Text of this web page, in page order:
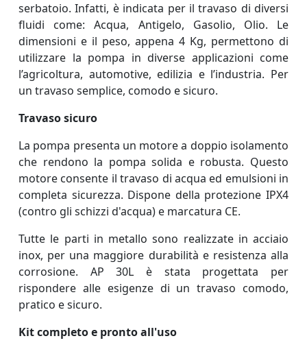
serbatoio. Infatti, è indicata per il travaso di diversi
fluidi come: Acqua, Antigelo, Gasolio, Olio. Le
dimensioni e il peso, appena 4 Kg, permettono di
utilizzare la pompa in diverse applicazioni come
l’agricoltura, automotive, edilizia e l’industria. Per
un travaso semplice, comodo e sicuro.
Travaso sicuro
La pompa presenta un motore a doppio isolamento
che rendono la pompa solida e robusta. Questo
motore consente il travaso di acqua ed emulsioni in
completa sicurezza. Dispone della protezione IPX4
(contro gli schizzi d'acqua) e marcatura CE.
Tutte le parti in metallo sono realizzate in acciaio
inox, per una maggiore durabilità e resistenza alla
corrosione. AP 30L è stata progettata per
rispondere alle esigenze di un travaso comodo,
pratico e sicuro.
Kit completo e pronto all'uso